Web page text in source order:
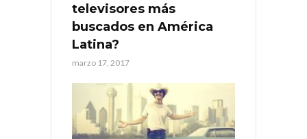
televisores más
buscados en América
Latina?
marzo 17, 2017